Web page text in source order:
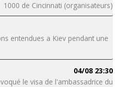
1000 de Cincinnati (organisateurs)
entendues a Kiev pendant une
04/08 23:30
le visa de l'ambassadrice du